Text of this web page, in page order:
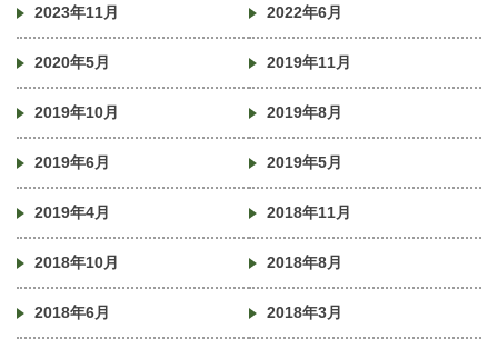
2023年11月 2022年6月
2020年5月 2019年11月
2019年10月 2019年8月
2019年6月 2019年5月
2019年4月 2018年11月
2018年10月 2018年8月
2018年6月 2018年3月